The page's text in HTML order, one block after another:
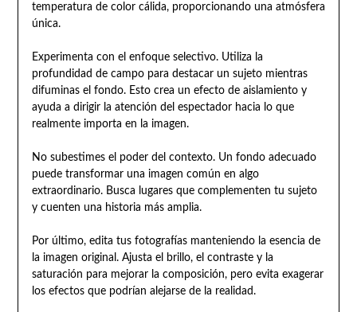
temperatura de color cálida, proporcionando una atmósfera
única.
Experimenta con el enfoque selectivo. Utiliza la
profundidad de campo para destacar un sujeto mientras
difuminas el fondo. Esto crea un efecto de aislamiento y
ayuda a dirigir la atención del espectador hacia lo que
realmente importa en la imagen.
No subestimes el poder del contexto. Un fondo adecuado
puede transformar una imagen común en algo
extraordinario. Busca lugares que complementen tu sujeto
y cuenten una historia más amplia.
Por último, edita tus fotografías manteniendo la esencia de
la imagen original. Ajusta el brillo, el contraste y la
saturación para mejorar la composición, pero evita exagerar
los efectos que podrían alejarse de la realidad.